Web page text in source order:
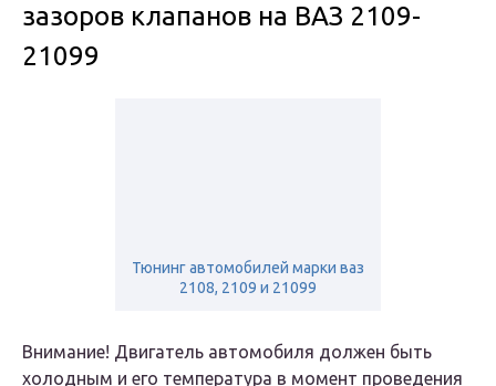
зазоров клапанов на ВАЗ 2109-
21099
Тюнинг автомобилей марки ваз
2108, 2109 и 21099
Внимание! Двигатель автомобиля должен быть
холодным и его температура в момент проведения